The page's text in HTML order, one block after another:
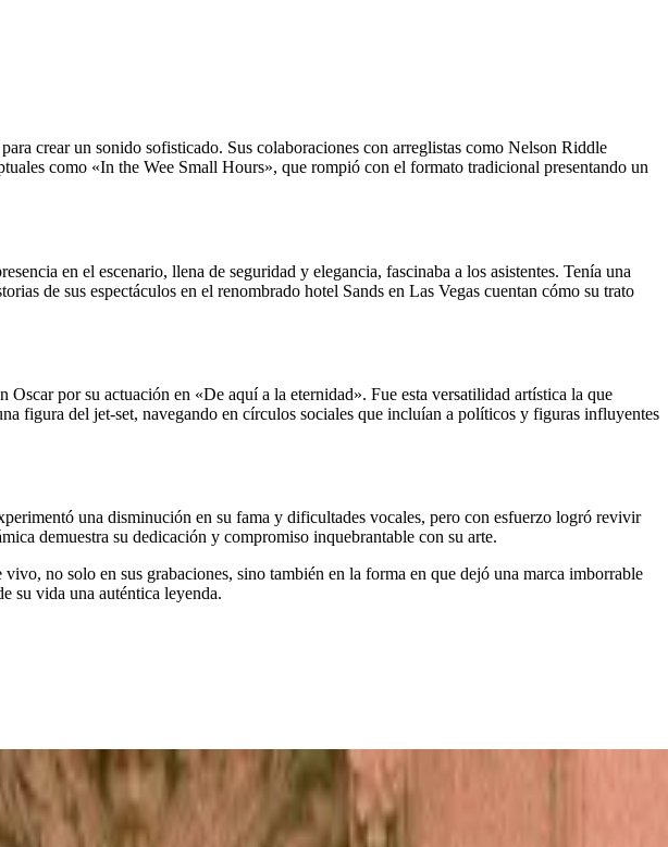
crear un sonido sofisticado. Sus colaboraciones con arreglistas como Nelson Riddle
como «In the Wee Small Hours», que rompió con el formato tradicional presentando un
en el escenario, llena de seguridad y elegancia, fascinaba a los asistentes. Tenía una
de sus espectáculos en el renombrado hotel Sands en Las Vegas cuentan cómo su trato
por su actuación en «De aquí a la eternidad». Fue esta versatilidad artística la que
figura del jet-set, navegando en círculos sociales que incluían a políticos y figuras influyentes
una disminución en su fama y dificultades vocales, pero con esfuerzo logró revivir
demuestra su dedicación y compromiso inquebrantable con su arte.
no solo en sus grabaciones, sino también en la forma en que dejó una marca imborrable
su vida una auténtica leyenda.